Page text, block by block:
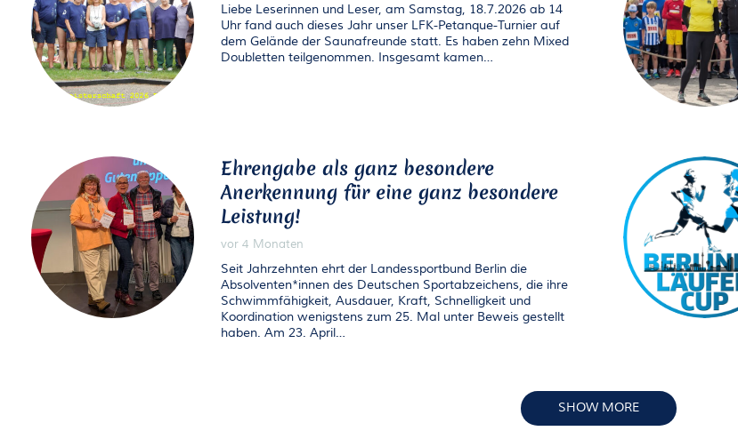
Liebe Leserinnen und Leser, am Samstag, 18.7.2026 ab 14
Uhr fand auch dieses Jahr unser LFK-Petanque-Turnier auf
dem Gelände der Saunafreunde statt. Es haben zehn Mixed
Doubletten teilgenommen. Insgesamt kamen…
Ehrengabe als ganz besondere
Anerkennung für eine ganz besondere
Leistung!
vor 4 Monaten
Seit Jahrzehnten ehrt der Landessportbund Berlin die
Absolventen*innen des Deutschen Sportabzeichens, die ihre
Schwimmfähigkeit, Ausdauer, Kraft, Schnelligkeit und
Koordination wenigstens zum 25. Mal unter Beweis gestellt
haben. Am 23. April…
SHOW MORE